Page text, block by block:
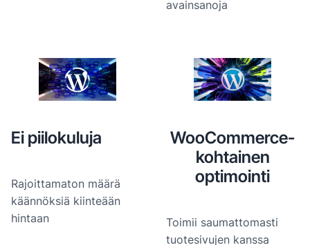
avainsanoja
Ei piilokuluja
Rajoittamaton määrä
käännöksiä kiinteään
hintaan
WooCommerce-
kohtainen
optimointi
Toimii saumattomasti
tuotesivujen kanssa